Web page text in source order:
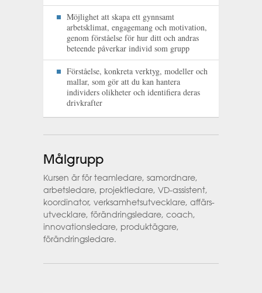
Möjlighet att skapa ett gynnsamt
arbetsklimat, engagemang och motivation,
genom förståelse för hur ditt och andras
beteende påverkar individ som grupp
Förståelse, konkreta verktyg, modeller och
mallar, som gör att du kan hantera
individers olikheter och identifiera deras
drivkrafter
Målgrupp
Kursen är för teamledare, samordnare,
arbets­ledare, projektledare, VD-assistent,
koordinator, verksamhets­utvecklare, affärs­
utvecklare, förändringsledare, coach,
innovationsledare, produktägare,
förändringsledare.